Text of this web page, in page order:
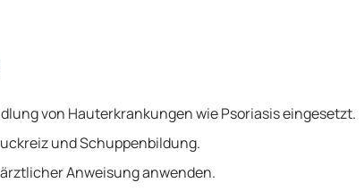
von Hauterkrankungen wie Psoriasis eingesetzt.
und Schuppenbildung.
Anweisung anwenden.